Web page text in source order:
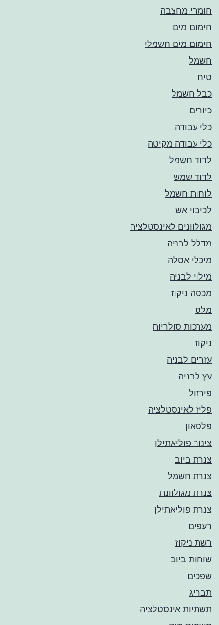
חומרי מחצבה
חימום מים
חימום מים חשמלי
חשמל
טיח
כבל חשמל
כיורים
כלי עבודה
כלי עבודה מקיטה
לדוד חשמל
לדוד שמש
לוחות חשמל
לכיבוי אש
מגולוונים לאינסטלציה
מדלל לבניה
מיכלי אסלה
מילוי לבניה
מכסה ניקוז
מלט
מערכות סולריות
ניקוז
עזרים לבניה
עץ לבניה
פירזול
פליז לאינסטלציה
פלסאון
צינור פוליאתילן
צנרת ביוב
צנרת חשמל
צנרת מגולוונת
צנרת פוליאתילן
רעפים
רשת ניקוז
שוחות ביוב
שפכים
תבריג
תשתיות אינסטלציה